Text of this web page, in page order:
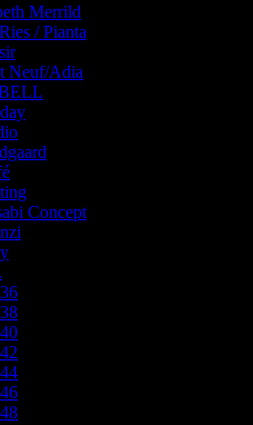
Merrild
/ Pianta
Neuf/Adia
Concept